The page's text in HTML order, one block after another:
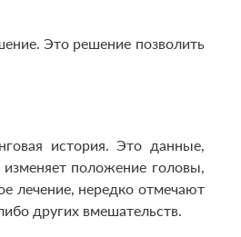
Это решение позволить
история. Это данные,
положение головы,
лечение, нередко отмечают
других вмешательств.